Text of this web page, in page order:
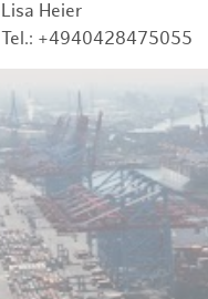
Lisa Heier
Tel.: +4940428475055